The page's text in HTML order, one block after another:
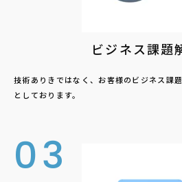
ビジネス課題
技術ありきではなく、お客様のビジネス課
としております。
03